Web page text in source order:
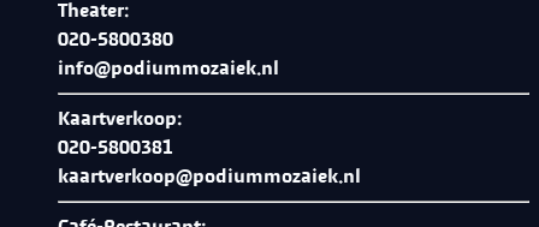
Theater:
020-5800380
info@podiummozaiek.nl
Kaartverkoop:
020-5800381
kaartverkoop@podiummozaiek.nl